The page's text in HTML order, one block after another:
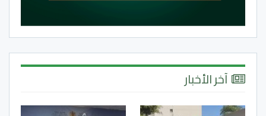
آخر الأخبار